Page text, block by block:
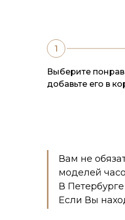
Выберите
добавьте его в
Вам не
моделей
В
Если Вы